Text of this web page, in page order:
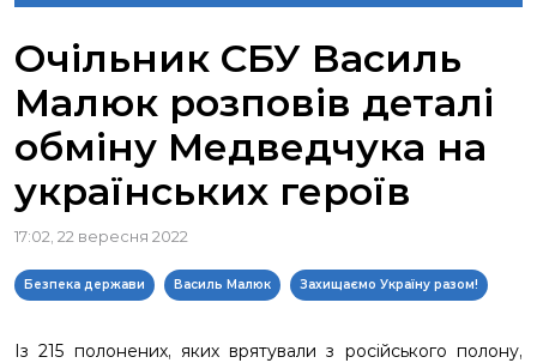
ВІДЕОГАЛЕРЕЯ
КОНТАКТИ ПРЕСЦЕНТРУ
Очільник СБУ Василь
Малюк розповів деталі
обміну Медведчука на
українських героїв
17:02, 22 вересня 2022
Безпека держави Василь Малюк Захищаємо Україну разом!
Із 215 полонених, яких врятували з російського полону,